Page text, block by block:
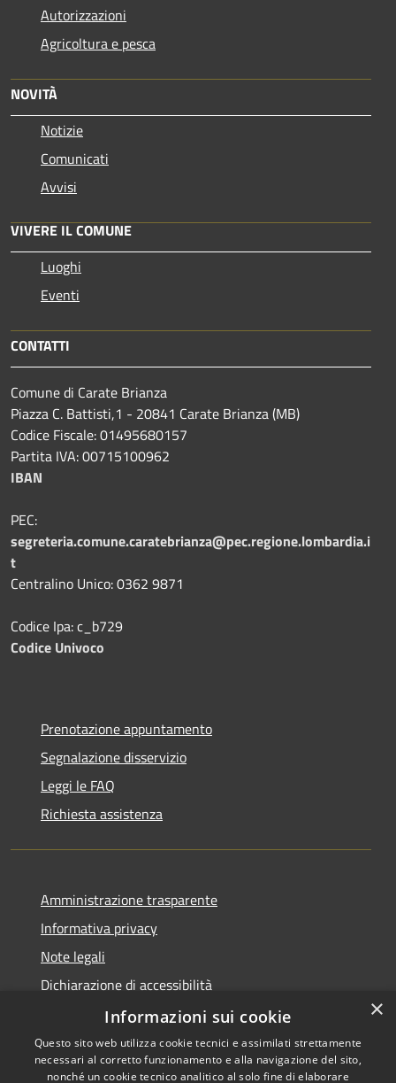
Autorizzazioni
Agricoltura e pesca
NOVITÀ
Notizie
Comunicati
Avvisi
VIVERE IL COMUNE
Luoghi
Eventi
CONTATTI
Comune di Carate Brianza
Piazza C. Battisti,1 - 20841 Carate Brianza (MB)
Codice Fiscale: 01495680157
Partita IVA: 00715100962
IBAN
PEC:
segreteria.comune.caratebrianza@pec.regione.lombardia.i
t
Centralino Unico: 0362 9871
Codice Ipa: c_b729
Codice Univoco
Prenotazione appuntamento
Segnalazione disservizio
Leggi le FAQ
Richiesta assistenza
Amministrazione trasparente
Informativa privacy
Note legali
Dichiarazione di accessibilità
×
Informazioni sui cookie
Questo sito web utilizza cookie tecnici e assimilati strettamente
necessari al corretto funzionamento e alla navigazione del sito,
nonché un cookie tecnico analitico al solo fine di elaborare